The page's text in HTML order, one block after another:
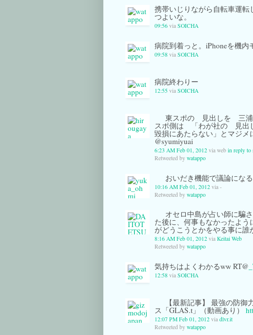
携帯いじりながら自転車運
つよいな。
09:56 via SOICHA
病院到着っと。iPhoneを機内
09:58 via SOICHA
病院終わりー
12:55 via SOICHA
東スポの 見出しを 三
スポ側は 「わが社の 見出
毀損にあたらない」とマジ
@syumiyuai
6:23 AM Feb 01, 2012 via web in reply to
Retweeted by watappo
おいだき機能で議論にな
10:16 AM Feb 01, 2012 via -
Retweeted by watappo
オセロ中島が占い師に騙
た後に、何事もなかったよ
がどうこうとかをやる事に誰
8:16 AM Feb 01, 2012 via Keitai Web
Retweeted by watappo
気持ちはよくわかるww RT@
12:58 via SOICHA
【最新記事】 最強の防
ス「GLAS.t」（動画あり）
12:07 PM Feb 01, 2012 via dlvr.it
Retweeted by watappo